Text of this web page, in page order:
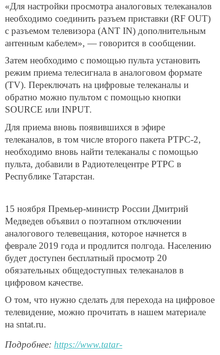
«Для настройки просмотра аналоговых телеканалов
необходимо соединить разъем приставки (RF OUT)
с разъемом телевизора (ANT IN) дополнительным
антенным кабелем», — говорится в сообщении.
Затем необходимо с помощью пульта установить
режим приема телесигнала в аналоговом формате
(TV). Переключать на цифровые телеканалы и
обратно можно пультом с помощью кнопки
SOURCE или INPUT.
Для приема вновь появившихся в эфире
телеканалов, в том числе второго пакета РТРС-2,
необходимо вновь найти телеканалы с помощью
пульта, добавили в Радиотелецентре РТРС в
Республике Татарстан.
15 ноября Премьер-министр России Дмитрий
Медведев объявил о поэтапном отключении
аналогового телевещания, которое начнется в
феврале 2019 года и продлится полгода. Населению
будет доступен бесплатный просмотр 20
обязательных общедоступных телеканалов в
цифровом качестве.
О том, что нужно сделать для перехода на цифровое
телевидение, можно прочитать в нашем материале
на sntat.ru.
Подробнее: https://www.tatar-